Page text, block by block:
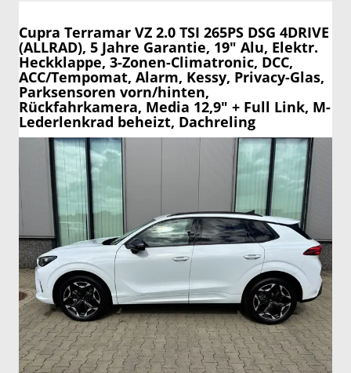
Cupra Terramar VZ 2.0 TSI 265PS DSG 4DRIVE
(ALLRAD), 5 Jahre Garantie, 19" Alu, Elektr.
Heckklappe, 3-Zonen-Climatronic, DCC,
ACC/Tempomat, Alarm, Kessy, Privacy-Glas,
Parksensoren vorn/hinten,
Rückfahrkamera, Media 12,9" + Full Link, M-
Lederlenkrad beheizt, Dachreling